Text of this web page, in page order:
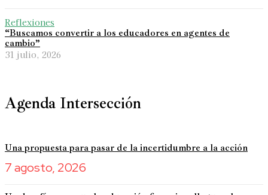
Reflexiones
“Buscamos convertir a los educadores en agentes de
cambio”
31 julio, 2026
Agenda Intersección
Una propuesta para pasar de la incertidumbre a la acción
7 agosto, 2026